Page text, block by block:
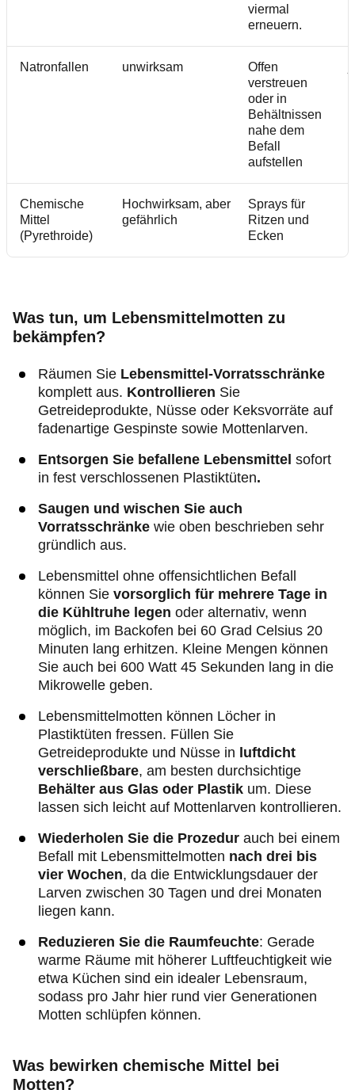
viermal
erneuern.
Natronfallen unwirksam
Offen
verstreuen
oder in
Behältnissen
nahe dem
Befall
aufstellen
Chemische
Mittel
(Pyrethroide)
Hochwirksam, aber
gefährlich
Sprays für
Ritzen und
Ecken
Was tun, um Lebensmittelmotten zu
bekämpfen?
Räumen Sie Lebensmittel-Vorratsschränke
komplett aus. Kontrollieren Sie
Getreideprodukte, Nüsse oder Keksvorräte auf
fadenartige Gespinste sowie Mottenlarven.
Entsorgen Sie befallene Lebensmittel sofort
in fest verschlossenen Plastiktüten.
Saugen und wischen Sie auch
Vorratsschränke wie oben beschrieben sehr
gründlich aus.
Lebensmittel ohne offensichtlichen Befall
können Sie vorsorglich für mehrere Tage in
die Kühltruhe legen oder alternativ, wenn
möglich, im Backofen bei 60 Grad Celsius 20
Minuten lang erhitzen. Kleine Mengen können
Sie auch bei 600 Watt 45 Sekunden lang in die
Mikrowelle geben.
Lebensmittelmotten können Löcher in
Plastiktüten fressen. Füllen Sie
Getreideprodukte und Nüsse in luftdicht
verschließbare, am besten durchsichtige
Behälter aus Glas oder Plastik um. Diese
lassen sich leicht auf Mottenlarven kontrollieren.
Wiederholen Sie die Prozedur auch bei einem
Befall mit Lebensmittelmotten nach drei bis
vier Wochen, da die Entwicklungsdauer der
Larven zwischen 30 Tagen und drei Monaten
liegen kann.
Reduzieren Sie die Raumfeuchte: Gerade
warme Räume mit höherer Luftfeuchtigkeit wie
etwa Küchen sind ein idealer Lebensraum,
sodass pro Jahr hier rund vier Generationen
Motten schlüpfen können.
Was bewirken chemische Mittel bei
Motten?